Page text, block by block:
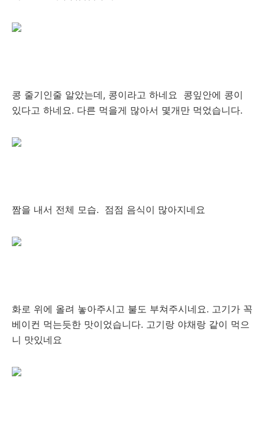
콩 줄기인줄 알았는데, 콩이라고 하네요 콩잎안에 콩이
있다고 하네요. 다른 먹을게 많아서 몇개만 먹었습니다.
짬을 내서 전체 모습. 점점 음식이 많아지네요
화로 위에 올려 놓아주시고 불도 부쳐주시네요. 고기가 꼭
베이컨 먹는듯한 맛이었습니다. 고기랑 야채랑 같이 먹으
니 맛있네요